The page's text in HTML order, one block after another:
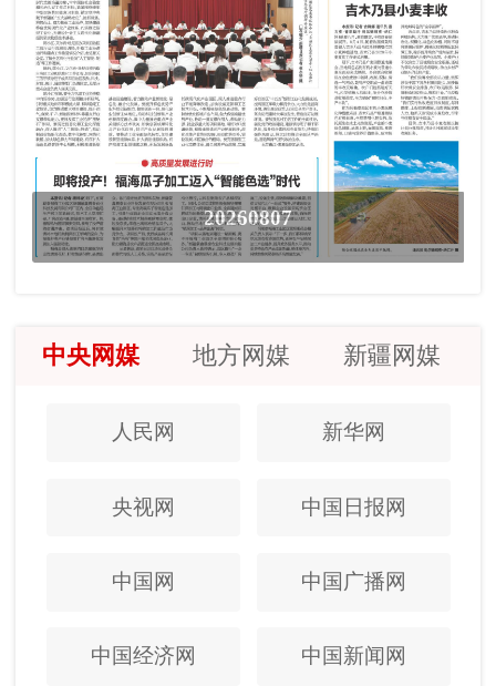
20260807
中央网媒 地方网媒 新疆网媒
人民网 新华网
央视网 中国日报网
中国网 中国广播网
中国经济网 中国新闻网